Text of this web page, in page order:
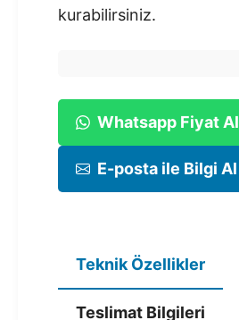
kurabilirsiniz.
Whatsapp Fiyat Al
E-posta ile Bilgi Al
Teknik Özellikler
Teslimat Bilgileri